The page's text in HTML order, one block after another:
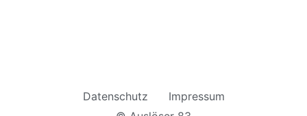
Datenschutz
Impressum